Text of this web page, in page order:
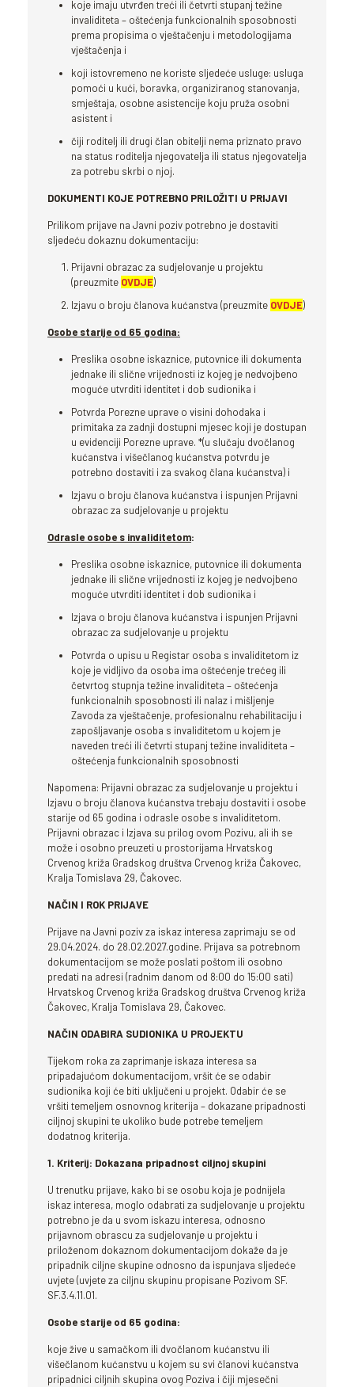
koje imaju utvrđen treći ili četvrti stupanj težine
invaliditeta – oštećenja funkcionalnih sposobnosti
prema propisima o vještačenju i metodologijama
vještačenja i
koji istovremeno ne koriste sljedeće usluge: usluga
pomoći u kući, boravka, organiziranog stanovanja,
smještaja, osobne asistencije koju pruža osobni
asistent i
čiji roditelj ili drugi član obitelji nema priznato pravo
na status roditelja njegovatelja ili status njegovatelja
za potrebu skrbi o njoj.
DOKUMENTI KOJE POTREBNO PRILOŽITI U PRIJAVI
Prilikom prijave na Javni poziv potrebno je dostaviti
sljedeću dokaznu dokumentaciju:
Prijavni obrazac za sudjelovanje u projektu
(preuzmite OVDJE)
Izjavu o broju članova kućanstva (preuzmite OVDJE)
Osobe starije od 65 godina:
Preslika osobne iskaznice, putovnice ili dokumenta
jednake ili slične vrijednosti iz kojeg je nedvojbeno
moguće utvrditi identitet i dob sudionika i
Potvrda Porezne uprave o visini dohodaka i
primitaka za zadnji dostupni mjesec koji je dostupan
u evidenciji Porezne uprave. *(u slučaju dvočlanog
kućanstva i višečlanog kućanstva potvrdu je
potrebno dostaviti i za svakog člana kućanstva) i
Izjavu o broju članova kućanstva i ispunjen Prijavni
obrazac za sudjelovanje u projektu
Odrasle osobe s invaliditetom:
Preslika osobne iskaznice, putovnice ili dokumenta
jednake ili slične vrijednosti iz kojeg je nedvojbeno
moguće utvrditi identitet i dob sudionika i
Izjava o broju članova kućanstva i ispunjen Prijavni
obrazac za sudjelovanje u projektu
Potvrda o upisu u Registar osoba s invaliditetom iz
koje je vidljivo da osoba ima oštećenje trećeg ili
četvrtog stupnja težine invaliditeta – oštećenja
funkcionalnih sposobnosti ili nalaz i mišljenje
Zavoda za vještačenje, profesionalnu rehabilitaciju i
zapošljavanje osoba s invaliditetom u kojem je
naveden treći ili četvrti stupanj težine invaliditeta –
oštećenja funkcionalnih sposobnosti
Napomena: Prijavni obrazac za sudjelovanje u projektu i
Izjavu o broju članova kućanstva trebaju dostaviti i osobe
starije od 65 godina i odrasle osobe s invaliditetom.
Prijavni obrazac i Izjava su prilog ovom Pozivu, ali ih se
može i osobno preuzeti u prostorijama Hrvatskog
Crvenog križa Gradskog društva Crvenog križa Čakovec,
Kralja Tomislava 29, Čakovec.
NAČIN I ROK PRIJAVE
Prijave na Javni poziv za iskaz interesa zaprimaju se od
29.04.2024. do 28.02.2027.godine. Prijava sa potrebnom
dokumentacijom se može poslati poštom ili osobno
predati na adresi (radnim danom od 8:00 do 15:00 sati)
Hrvatskog Crvenog križa Gradskog društva Crvenog križa
Čakovec, Kralja Tomislava 29, Čakovec.
NAČIN ODABIRA SUDIONIKA U PROJEKTU
Tijekom roka za zaprimanje iskaza interesa sa
pripadajućom dokumentacijom, vršit će se odabir
sudionika koji će biti uključeni u projekt. Odabir će se
vršiti temeljem osnovnog kriterija – dokazane pripadnosti
ciljnoj skupini te ukoliko bude potrebe temeljem
dodatnog kriterija.
1. Kriterij: Dokazana pripadnost ciljnoj skupini
U trenutku prijave, kako bi se osobu koja je podnijela
iskaz interesa, moglo odabrati za sudjelovanje u projektu
potrebno je da u svom iskazu interesa, odnosno
prijavnom obrascu za sudjelovanje u projektu i
priloženom dokaznom dokumentacijom dokaže da je
pripadnik ciljne skupine odnosno da ispunjava sljedeće
uvjete (uvjete za ciljnu skupinu propisane Pozivom SF.
SF.3.4.11.01.
Osobe starije od 65 godina:
koje žive u samačkom ili dvočlanom kućanstvu ili
višečlanom kućanstvu u kojem su svi članovi kućanstva
pripadnici ciljnih skupina ovog Poziva i čiji mjesečni